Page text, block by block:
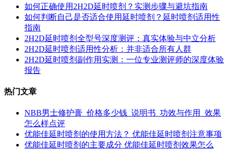
如何正确使用2H2D延时喷剂？实测步骤与避坑指南
如何判断自己是否适合使用延时喷剂？延时喷剂适用性
指南
2H2D延时喷剂全型号深度测评：真实体验与中立分析
2H2D延时喷剂适用性分析：并非适合所有人群
2H2D延时喷剂副作用实测：一位专业测评师的深度体验
报告
热门文章
NBB男士修护膏_价格多少钱_说明书_功效与作用_效果
怎么样点评
优能佳延时喷剂的使用方法？ 优能佳延时喷剂注意事项
优能佳延时喷剂的主要成分 优能佳延时喷剂效果怎么